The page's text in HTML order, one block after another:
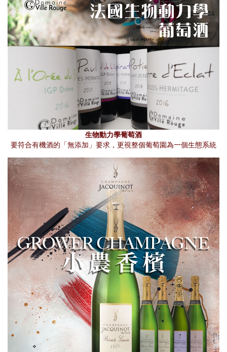
生物動力學葡萄酒
要符合有機酒的「無添加」要求，更視整個葡萄園為一個生態系統